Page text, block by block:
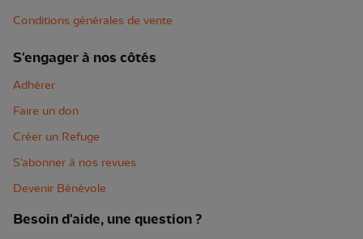
Conditions générales de vente
S'engager à nos côtés
Adhérer
Faire un don
Créer un Refuge
S'abonner à nos revues
Devenir Bénévole
Besoin d'aide, une question ?